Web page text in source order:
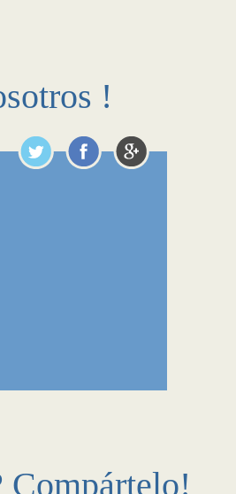
!
Compártelo!